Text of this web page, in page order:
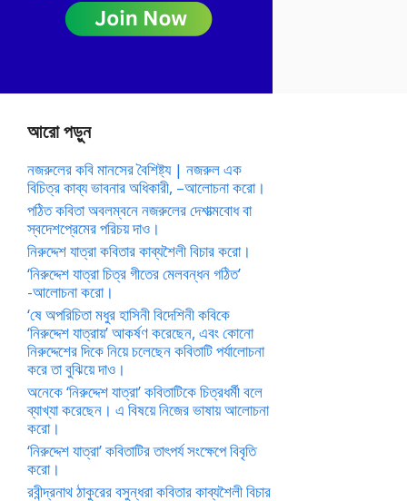
আরো পড়ুন
নজরুলের কবি মানসের বৈশিষ্ট্য | নজরুল এক
বিচিত্র কাব্য ভাবনার অধিকারী, –আলোচনা করো।
পঠিত কবিতা অবলম্বনে নজরুলের দেশাত্মবোধ বা
স্বদেশপ্রেমের পরিচয় দাও।
নিরুদ্দেশ যাত্রা কবিতার কাব্যশৈলী বিচার করো।
‘নিরুদ্দেশ যাত্রা চিত্র গীতের মেলবন্ধন গঠিত’
-আলোচনা করো।
‘ষে অপরিচিতা মধুর হাসিনী বিদেশিনী কবিকে
‘নিরুদ্দেশ যাত্রায়’ আকর্ষণ করেছেন, এবং কোনো
নিরুদ্দেশের দিকে নিয়ে চলেছেন কবিতাটি পর্যালোচনা
করে তা বুঝিয়ে দাও।
অনেকে ‘নিরুদ্দেশ যাত্রা’ কবিতাটিকে চিত্রধর্মী বলে
ব্যাখ্যা করেছেন। এ বিষয়ে নিজের ভাষায় আলোচনা
করো।
‘নিরুদ্দেশ যাত্রা’ কবিতাটির তাৎপর্য সংক্ষেপে বিবৃতি
করো।
রবীন্দ্রনাথ ঠাকুরের বসুন্ধরা কবিতার কাব্যশৈলী বিচার